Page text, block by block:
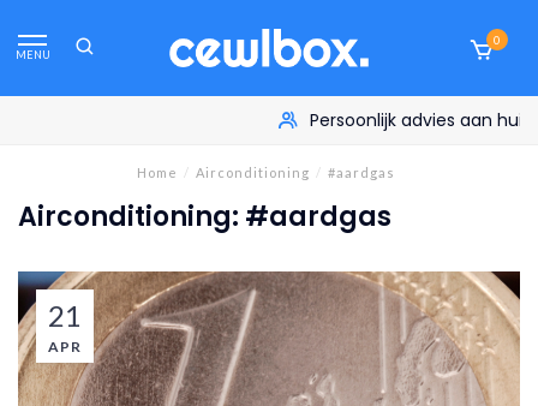
MENU
0
Persoonlijk advies aan huis
Home / Airconditioning / #aardgas
Airconditioning: #aardgas
21
APR